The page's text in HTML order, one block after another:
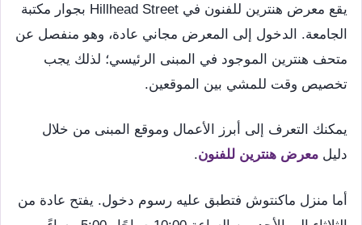
يقع معرض هنترين للفنون في Hillhead Street بجوار مكتبة
الجامعة. الدخول إلى المعرض مجاني عادة، وهو منفصل عن
متحف هنترين الموجود في المبنى الرئيسي؛ لذلك يجب
تخصيص وقت للمشي بين الموقعين.
يمكنك التعرف إلى أبرز الأعمال وموقع المبنى من خلال
دليل معرض هنترين للفنون.
أما منزل ماكنتوش فتطبق عليه رسوم دخول. يفتح عادة من